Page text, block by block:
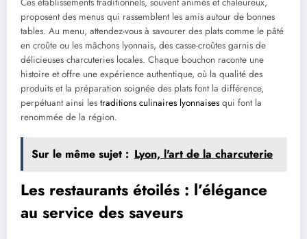
proposent des menus qui rassemblent les amis autour de bonnes
tables. Au menu, attendez-vous à savourer des plats comme le pâté
en croûte ou les mâchons lyonnais, des casse-croûtes garnis de
délicieuses charcuteries locales. Chaque bouchon raconte une
histoire et offre une expérience authentique, où la qualité des
produits et la préparation soignée des plats font la différence,
perpétuant ainsi les traditions culinaires lyonnaises qui font la
renommée de la région.
Sur le même sujet : Lyon, l'art de la charcuterie
Les restaurants étoilés : l’élégance
au service des saveurs